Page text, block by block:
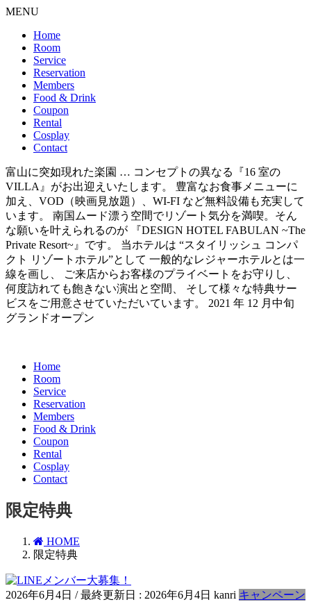
MENU
Home
Room
Service
Reservation
Members
Food & Drink
Coupon
Rental
Cosplay
Contact
富山に突如現れた楽園 … コンセプトの異なる『16 室の
VILLA』がお出迎えいたします。 豊富なお食事メニューに
加え、VOD（映画見放題）、WI-FI など無料設備も充実して
います。 南国ムード漂う空間でリゾート気分を満喫。そん
な願いを叶えられるのが 『DESIGN HOTEL FABULAN ~The
Private Resort~』です。 当ホテルは “スタイリッシュ コンパ
クト リゾートホテル”として 一般的なレジャーホテルとは一
線を画し、 ご来店からお客様のプライベートをお守りし、
何度訪れても飽きない演出と空間、 そして様々な特典サー
ビスをご用意させていただいています。 2021 年 12 月中旬
グランドオープン
Home
Room
Service
Reservation
Members
Food & Drink
Coupon
Rental
Cosplay
Contact
限定特典
HOME
限定特典
2026年6月4日 / 最終更新日 : 2026年6月4日 kanri キャンペーン